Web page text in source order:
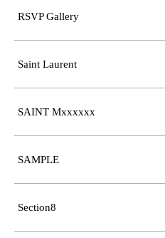
RSVP Gallery
Saint Laurent
SAINT Mxxxxxx
SAMPLE
Section8